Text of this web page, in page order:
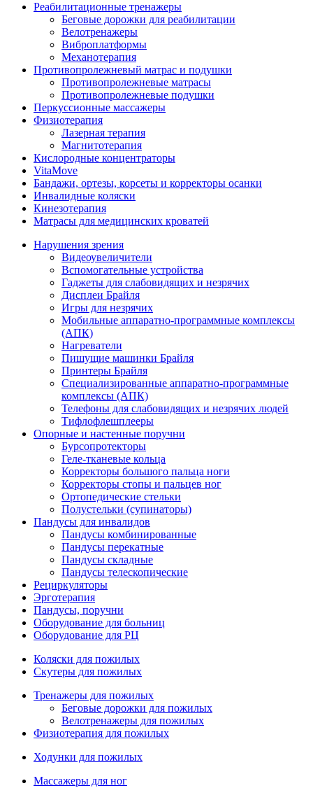
Реабилитационные тренажеры
Беговые дорожки для реабилитации
Велотренажеры
Виброплатформы
Механотерапия
Противопролежневый матрас и подушки
Противопролежневые матрасы
Противопролежневые подушки
Перкуссионные массажеры
Физиотерапия
Лазерная терапия
Магнитотерапия
Кислородные концентраторы
VitaMove
Бандажи, ортезы, корсеты и корректоры осанки
Инвалидные коляски
Кинезотерапия
Матрасы для медицинских кроватей
Нарушения зрения
Видеоувеличители
Вспомогательные устройства
Гаджеты для слабовидящих и незрячих
Дисплеи Брайля
Игры для незрячих
Мобильные аппаратно-программные комплексы
(АПК)
Нагреватели
Пишущие машинки Брайля
Принтеры Брайля
Специализированные аппаратно-программные
комплексы (АПК)
Телефоны для слабовидящих и незрячих людей
Тифлофлешплееры
Опорные и настенные поручни
Бурсопротекторы
Геле-тканевые кольца
Корректоры большого пальца ноги
Корректоры стопы и пальцев ног
Ортопедические стельки
Полустельки (супинаторы)
Пандусы для инвалидов
Пандусы комбинированные
Пандусы перекатные
Пандусы складные
Пандусы телескопические
Рециркуляторы
Эрготерапия
Пандусы, поручни
Оборудование для больниц
Оборудование для РЦ
Коляски для пожилых
Скутеры для пожилых
Тренажеры для пожилых
Беговые дорожки для пожилых
Велотренажеры для пожилых
Физиотерапия для пожилых
Ходунки для пожилых
Массажеры для ног